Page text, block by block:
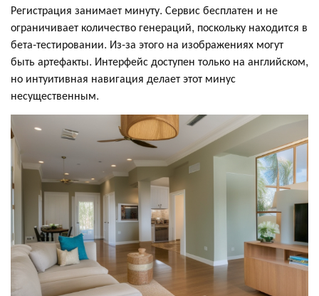
Регистрация занимает минуту. Сервис бесплатен и не
ограничивает количество генераций, поскольку находится в
бета-тестировании. Из-за этого на изображениях могут
быть артефакты. Интерфейс доступен только на английском,
но интуитивная навигация делает этот минус
несущественным.